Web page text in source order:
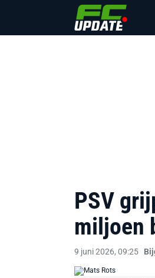
PSV
miljoen
9 juni 2026, 09:25